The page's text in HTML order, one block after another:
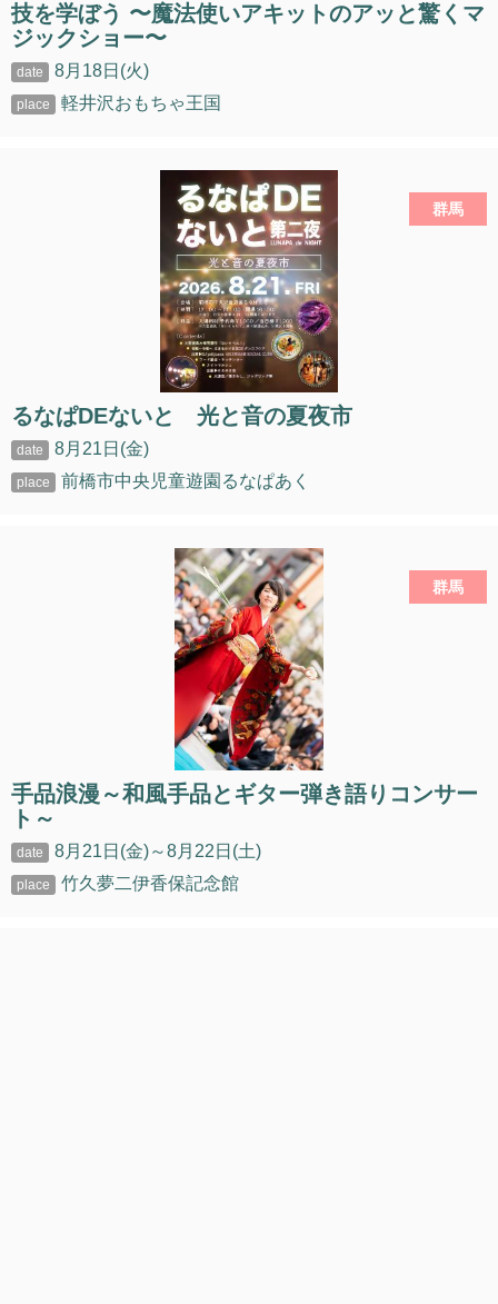
技を学ぼう 〜魔法使いアキットのアッと驚くマ
ジックショー〜
8月18日(火)
軽井沢おもちゃ王国
群馬
るなぱDEないと 光と音の夏夜市
8月21日(金)
前橋市中央児童遊園るなぱあく
群馬
手品浪漫～和風手品とギター弾き語りコンサー
ト～
8月21日(金)～8月22日(土)
竹久夢二伊香保記念館